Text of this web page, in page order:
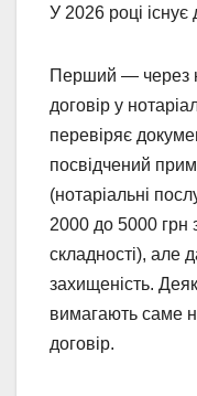
У 2026 році існує
Перший — через
договір у
перевіряє
посвідчений
(нотаріальні
2000 до 5000 грн
складності), але
захищеність.
вимагають саме
договір.